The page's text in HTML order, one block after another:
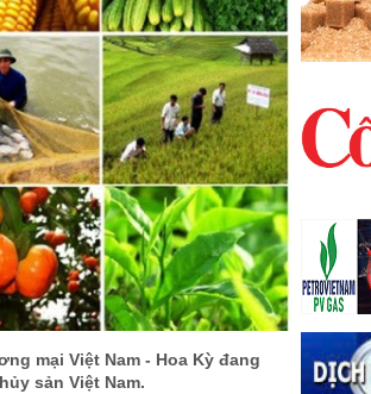
mại Việt Nam - Hoa Kỳ đang
sản Việt Nam.